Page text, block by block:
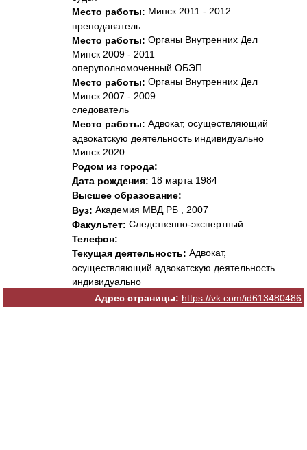
Место работы: Минск 2011 - 2012
преподаватель
Место работы: Органы Внутренних Дел
Минск 2009 - 2011
оперуполномоченный ОБЭП
Место работы: Органы Внутренних Дел
Минск 2007 - 2009
следователь
Место работы: Адвокат, осуществляющий
адвокатскую деятельность индивидуально
Минск 2020
Родом из города:
Дата рождения: 18 марта 1984
Высшее образование:
Вуз: Академия МВД РБ , 2007
Факультет: Следственно-экспертный
Телефон:
Текущая деятельность: Адвокат,
осуществляющий адвокатскую деятельность
индивидуально
Адрес страницы: https://vk.com/id613480486